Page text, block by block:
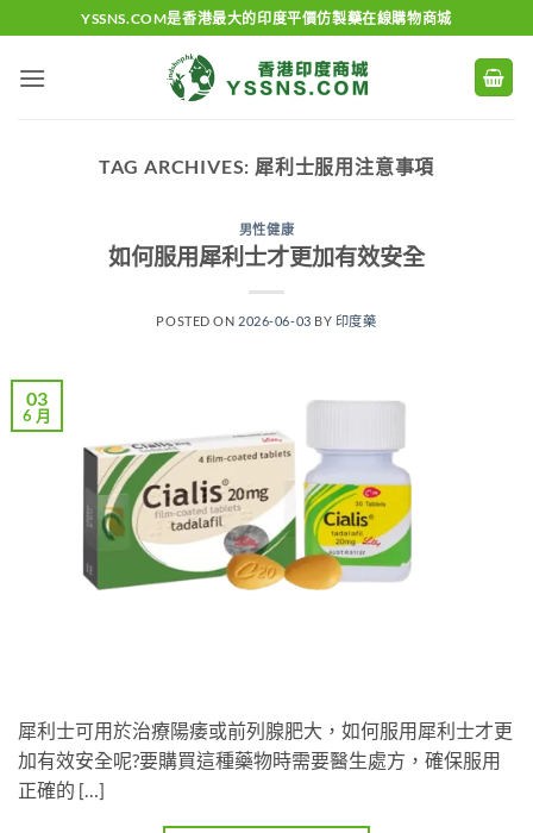
to
content
YSSNS.COM是香港最大的印度平價仿製藥在線購物商城
TAG ARCHIVES: 犀利士服用注意事項
男性健康
如何服用犀利士才更加有效安全
POSTED ON 2026-06-03 BY 印度藥
03
6 月
犀利士可用於治療陽痿或前列腺肥大，如何服用犀利士才更
加有效安全呢?要購買這種藥物時需要醫生處方，確保服用
正確的 […]